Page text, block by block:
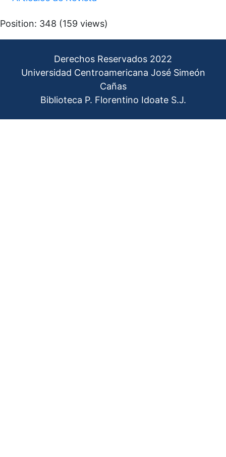
Position: 348 (159 views)
Derechos Reservados 2022
Universidad Centroamericana José Simeón
Cañas
Biblioteca P. Florentino Idoate S.J.